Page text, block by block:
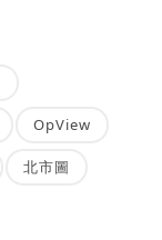
OpView
北市圖